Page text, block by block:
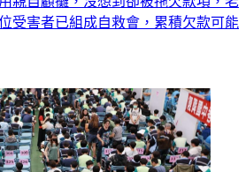
受害者已組成自救會，累積欠款可能